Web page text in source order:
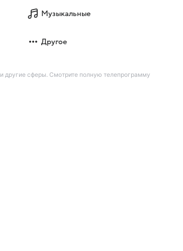
Музыкальные
Другое
другие сферы. Смотрите полную телепрограмму